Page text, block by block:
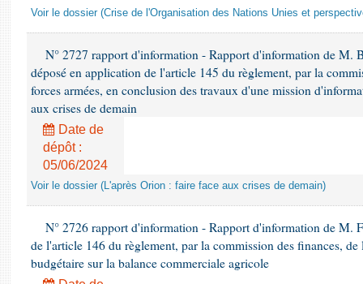
Voir le dossier (Crise de l'Organisation des Nations Unies et
N° 2727 rapport d'information - Rapport d'information de M.
déposé en application de l'article 145 du règlement, par la
forces armées, en conclusion des travaux d'une mission
aux crises de demain
Date de
dépôt :
05/06/2024
Voir le dossier (L'après Orion : faire face aux crises de demain)
N° 2726 rapport d'information - Rapport d'information de M.
de l'article 146 du règlement, par la commission des finances,
budgétaire sur la balance commerciale agricole